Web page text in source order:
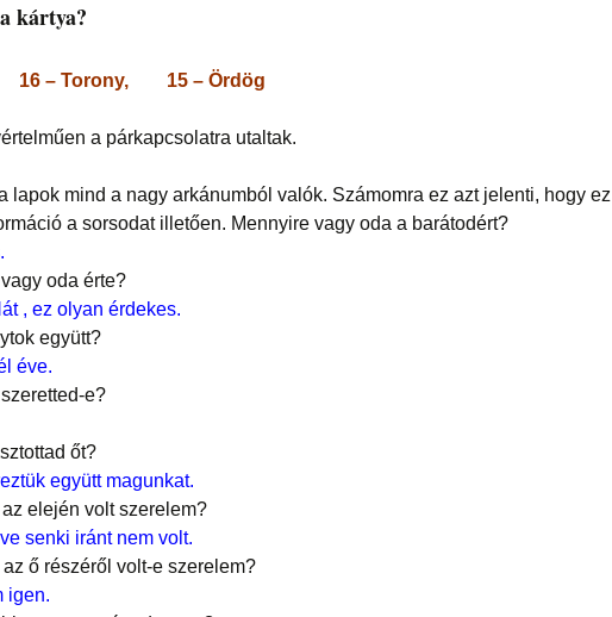
kártya?
16 – Torony, 15 – Ördög
a párkapcsolatra utaltak.
lapok mind a nagy arkánumból valók. Számomra ez azt jelenti, hogy ez
a sorsodat illetően. Mennyire vagy oda a barátodért?
oda érte?
, ez olyan érdekes.
együtt?
éve.
e?
őt?
együtt magunkat.
elején volt szerelem?
senki iránt nem volt.
ő részéről volt-e szerelem?
igen.